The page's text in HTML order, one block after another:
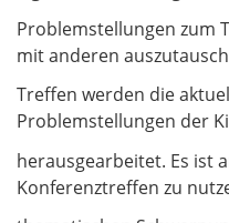
Problemstellungen zum
mit anderen
Treffen werden die
Problemstellungen der
herausgearbeitet. Es ist
Konferenztreffen zu